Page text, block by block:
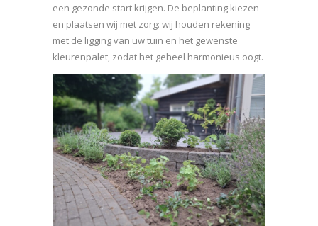
een gezonde start krijgen. De beplanting kiezen
en plaatsen wij met zorg: wij houden rekening
met de ligging van uw tuin en het gewenste
kleurenpalet, zodat het geheel harmonieus oogt.